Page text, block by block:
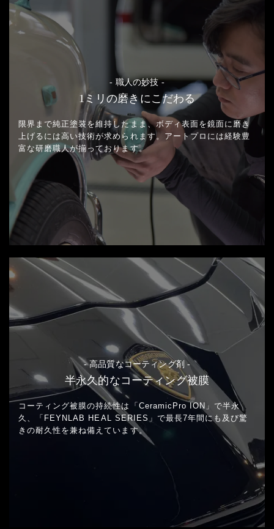
- 職人の妙技 -
1ミリの磨きにこだわる
限界まで純正塗装を維持したまま、ボディ表面を鏡面に磨き
上げるには高い技術が求められます。 アートプロには経験豊
富な研磨職人が揃っております。
- 高品質なコーティング剤 -
半永久的なコーティング被膜
コーティング被膜の持続性は「CeramicPro ION」で半永
久、
「FEYNLAB HEAL SERIES」で最長7年間にも及び驚
きの耐久性を兼ね備えています。